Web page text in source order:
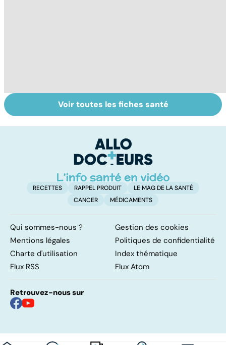
Post-partum : un
bouleversement
Bien dormir,
mais... sans
Voir toutes les fiches santé
RECETTES RAPPEL PRODUIT
LE MAG DE LA SANTÉ
CANCER
MÉDICAMENTS
Qui sommes-nous ?
Gestion des cookies
Mentions légales
Politiques de confidentialité
Charte d'utilisation
Index thématique
Flux RSS
Flux Atom
Retrouvez-nous sur